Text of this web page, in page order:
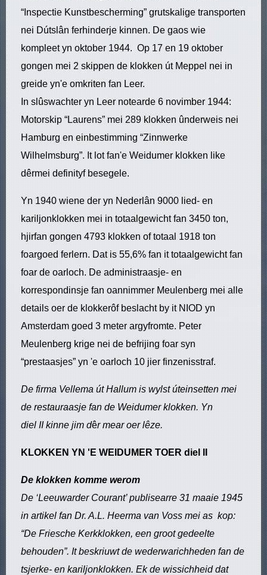
“Inspectie Kunstbescherming” grutskalige transporten
nei Dútslân ferhinderje kinnen. De gaos wie
kompleet yn oktober 1944. Op 17 en 19 oktober
gongen mei 2 skippen de klokken út Meppel nei in
greide yn'e omkriten fan Leer.
In slûswachter yn Leer notearde 6 novimber 1944:
Motorskip “Laurens” mei 289 klokken ûnderweis nei
Hamburg en einbestimming “Zinnwerke
Wilhelmsburg”. It lot fan'e Weidumer klokken like
dêrmei definityf besegele.
Yn 1940 wiene der yn Nederlân 9000 lied- en
kariljonklokken mei in totaalgewicht fan 3450 ton,
hjirfan gongen 4793 klokken of totaal 1918 ton
foargoed ferlern. Dat is 55,6% fan it totaalgewicht fan
foar de oarloch. De administraasje- en
korrespondinsje fan oannimmer Meulenberg mei alle
details oer de klokkerôf beslacht by it NIOD yn
Amsterdam goed 3 meter argyfromte. Peter
Meulenberg krige nei de befrijing foar syn
“prestaasjes” yn 'e oarloch 10 jier finzenisstraf.
De firma Vellema út Hallum is wylst úteinsetten mei
de restauraasje fan de Weidumer klokken. Yn
diel II kinne jim dêr mear oer lêze.
KLOKKEN YN 'E WEIDUMER TOER diel II
De klokken komme werom
De ‘Leeuwarder Courant’ publisearre 31 maaie 1945
in artikel fan Dr. A.L. Heerma van Voss mei as kop:
“De Friesche Kerkklokken, een groot gedeelte
behouden”. It beskriuwt de wederwarichheden fan de
tsjerke- en kariljonklokken. Ek de wissichheid dat